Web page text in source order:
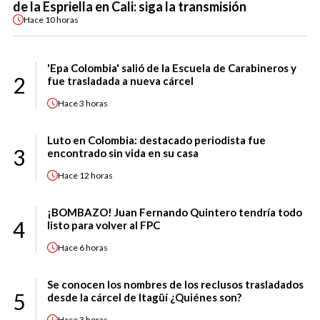
de la Espriella en Cali: siga la transmisión
Hace 10 horas
2
'Epa Colombia' salió de la Escuela de Carabineros y
fue trasladada a nueva cárcel
Hace3 horas
3
Luto en Colombia: destacado periodista fue
encontrado sin vida en su casa
Hace 12 horas
4
¡BOMBAZO! Juan Fernando Quintero tendría todo
listo para volver al FPC
Hace 6 horas
5
Se conocen los nombres de los reclusos trasladados
desde la cárcel de Itagüí ¿Quiénes son?